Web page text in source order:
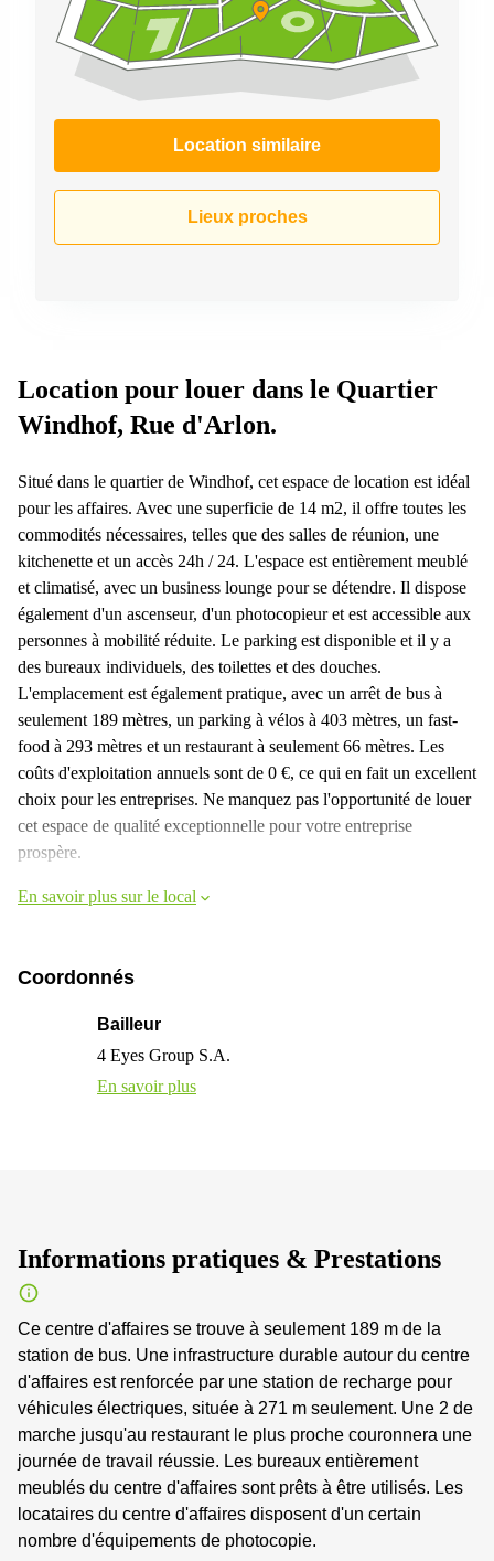
Location similaire
Lieux proches
Location pour louer dans le Quartier
Windhof, Rue d'Arlon.
Situé dans le quartier de Windhof, cet espace de location est idéal
pour les affaires. Avec une superficie de 14 m2, il offre toutes les
commodités nécessaires, telles que des salles de réunion, une
kitchenette et un accès 24h / 24. L'espace est entièrement meublé
et climatisé, avec un business lounge pour se détendre. Il dispose
également d'un ascenseur, d'un photocopieur et est accessible aux
personnes à mobilité réduite. Le parking est disponible et il y a
des bureaux individuels, des toilettes et des douches.
L'emplacement est également pratique, avec un arrêt de bus à
seulement 189 mètres, un parking à vélos à 403 mètres, un fast-
food à 293 mètres et un restaurant à seulement 66 mètres. Les
coûts d'exploitation annuels sont de 0 €, ce qui en fait un excellent
choix pour les entreprises. Ne manquez pas l'opportunité de louer
cet espace de qualité exceptionnelle pour votre entreprise
prospère.
En savoir plus sur le local
Coordonnés
Bailleur
4 Eyes Group S.A.
En savoir plus
Informations pratiques & Prestations
Ce centre d'affaires se trouve à seulement 189 m de la
station de bus. Une infrastructure durable autour du centre
d'affaires est renforcée par une station de recharge pour
véhicules électriques, située à 271 m seulement. Une 2 de
marche jusqu'au restaurant le plus proche couronnera une
journée de travail réussie. Les bureaux entièrement
meublés du centre d'affaires sont prêts à être utilisés. Les
locataires du centre d'affaires disposent d'un certain
nombre d'équipements de photocopie.